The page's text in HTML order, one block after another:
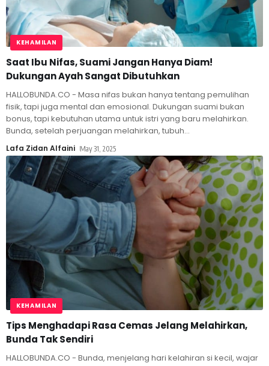
KEHAMILAN
Saat Ibu Nifas, Suami Jangan Hanya Diam!
Dukungan Ayah Sangat Dibutuhkan
HALLOBUNDA.CO - Masa nifas bukan hanya tentang pemulihan
fisik, tapi juga mental dan emosional. Dukungan suami bukan
bonus, tapi kebutuhan utama untuk istri yang baru melahirkan.
Bunda, setelah perjuangan melahirkan, tubuh…
Lafa Zidan Alfaini May 31, 2025
KEHAMILAN
Tips Menghadapi Rasa Cemas Jelang Melahirkan,
Bunda Tak Sendiri
HALLOBUNDA.CO - Bunda, menjelang hari kelahiran si kecil, wajar